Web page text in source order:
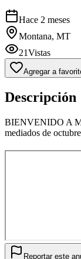
Hace 2 meses
Montana, MT
21Vistas
Agregar a
Descripción
BIENVENIDO A
mediados de
Reportar este